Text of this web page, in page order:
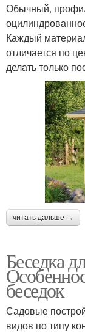
Обычный,
Каждый
отличается по
делать только
читать дальше →
Беседка
беседок
Садовые
видов по типу